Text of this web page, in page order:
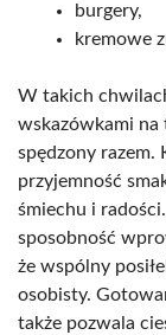
burgery,
kremowe
W takich
wskazówkami
spędzony razem.
przyjemność
śmiechu i
sposobność
że wspólny
osobisty.
także pozwala